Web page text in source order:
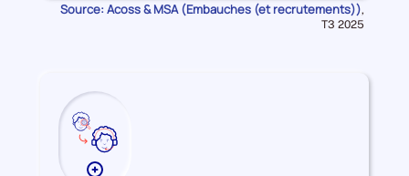
Source: Acoss & MSA (Embauches (et recrutements)),
T3 2025
Plus